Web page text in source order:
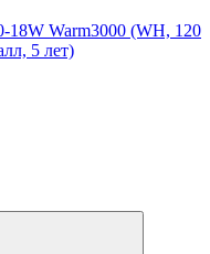
Warm3000 (WH, 120
5 лет)